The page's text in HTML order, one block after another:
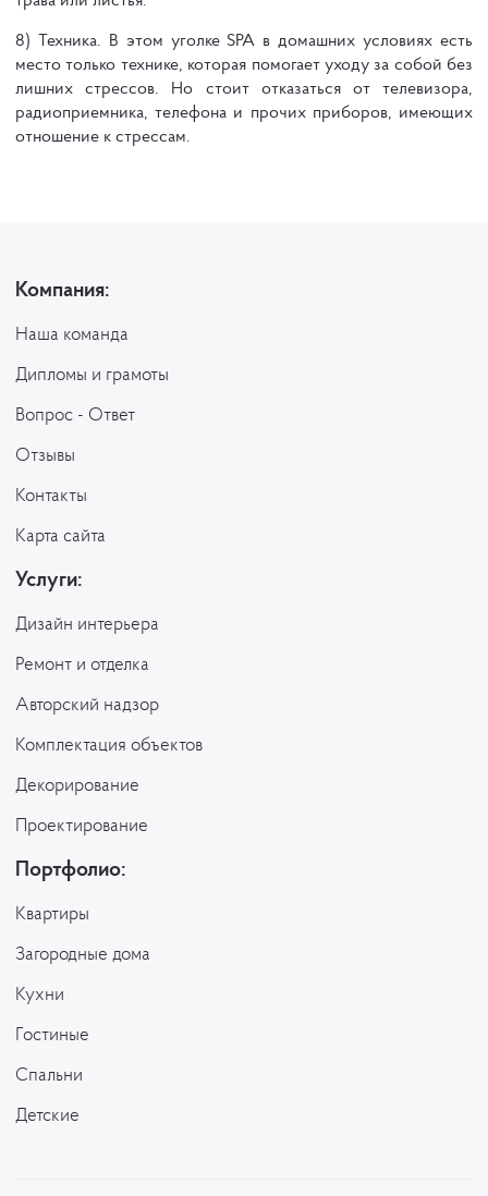
8) Техника. В этом уголке SPA в домашних условиях есть
место только технике, которая помогает уходу за собой без
лишних стрессов. Но стоит отказаться от телевизора,
радиоприемника, телефона и прочих приборов, имеющих
отношение к стрессам.
Компания:
Наша команда
Дипломы и грамоты
Вопрос - Ответ
Отзывы
Контакты
Карта сайта
Услуги:
Дизайн интерьера
Ремонт и отделка
Авторский надзор
Комплектация объектов
Декорирование
Проектирование
Портфолио:
Квартиры
Загородные дома
Кухни
Гостиные
Спальни
Детские